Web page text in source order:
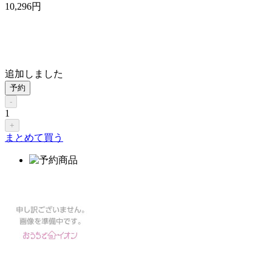
10,296円
追加しました
予約
-
1
+
まとめて買う